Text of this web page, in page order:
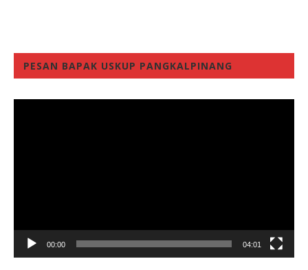
PESAN BAPAK USKUP PANGKALPINANG
00:00 04:01